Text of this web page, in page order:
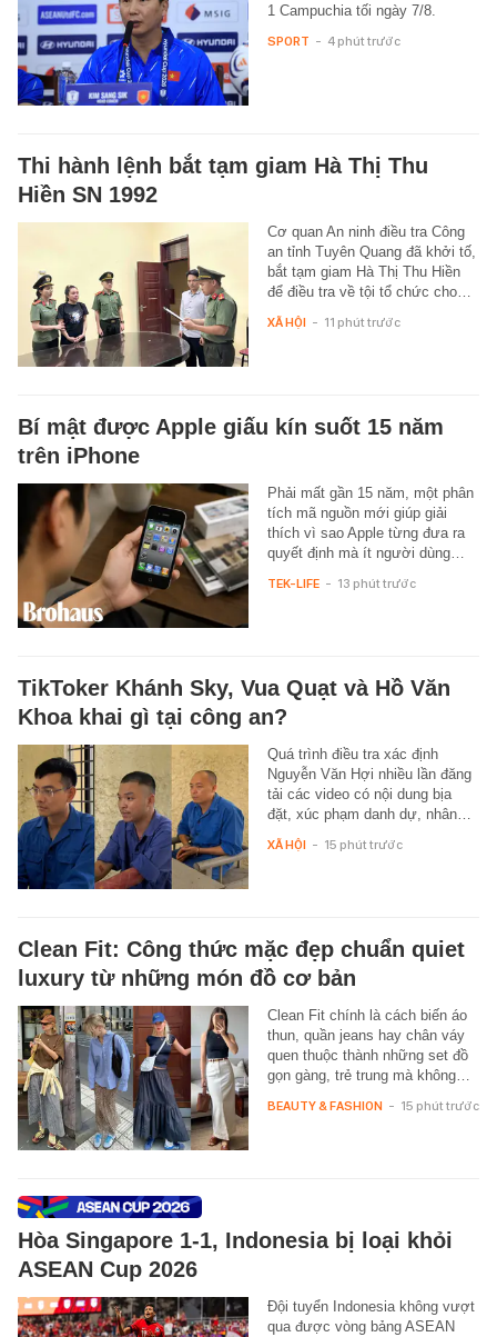
1 Campuchia tối ngày 7/8.
SPORT - 4 phút trước
Thi hành lệnh bắt tạm giam Hà Thị Thu
Hiền SN 1992
Cơ quan An ninh điều tra Công
an tỉnh Tuyên Quang đã khởi tố,
bắt tạm giam Hà Thị Thu Hiền
để điều tra về tội tổ chức cho…
XÃ HỘI - 11 phút trước
Bí mật được Apple giấu kín suốt 15 năm
trên iPhone
Phải mất gần 15 năm, một phân
tích mã nguồn mới giúp giải
thích vì sao Apple từng đưa ra
quyết định mà ít người dùng…
TEK-LIFE - 13 phút trước
TikToker Khánh Sky, Vua Quạt và Hồ Văn
Khoa khai gì tại công an?
Quá trình điều tra xác định
Nguyễn Văn Hợi nhiều lần đăng
tải các video có nội dung bịa
đặt, xúc phạm danh dự, nhân…
XÃ HỘI - 15 phút trước
Clean Fit: Công thức mặc đẹp chuẩn quiet
luxury từ những món đồ cơ bản
Clean Fit chính là cách biến áo
thun, quần jeans hay chân váy
quen thuộc thành những set đồ
gọn gàng, trẻ trung mà không…
BEAUTY & FASHION - 15 phút trước
Hòa Singapore 1-1, Indonesia bị loại khỏi
ASEAN Cup 2026
Đội tuyển Indonesia không vượt
qua được vòng bảng ASEAN